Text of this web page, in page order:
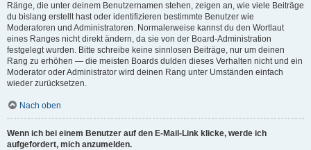
Ränge, die unter deinem Benutzernamen stehen, zeigen an, wie viele Beiträge
du bislang erstellt hast oder identifizieren bestimmte Benutzer wie
Moderatoren und Administratoren. Normalerweise kannst du den Wortlaut
eines Ranges nicht direkt ändern, da sie von der Board-Administration
festgelegt wurden. Bitte schreibe keine sinnlosen Beiträge, nur um deinen
Rang zu erhöhen — die meisten Boards dulden dieses Verhalten nicht und ein
Moderator oder Administrator wird deinen Rang unter Umständen einfach
wieder zurücksetzen.
Nach oben
Wenn ich bei einem Benutzer auf den E-Mail-Link klicke, werde ich
aufgefordert, mich anzumelden.